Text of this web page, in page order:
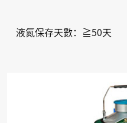
液氮保存天數：≧50天